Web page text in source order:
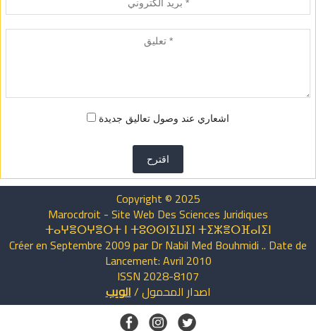
اشعاري عند وصول تعاليق جديدة
اقترح
Copyright © 2025
Marocdroit - Site Web Des Sciences Juridiques
ⵜⴰⵖⴻⵔⵖⴻⵔⵜ ⵏ ⵜⵓⵙⵙⵏⵉⵡⵉⵏ ⵜⵉⵣⴻⵔⴼⴰⵏⵉⵏ
Créer en Septembre 2009 par Dr Nabil Med Bouhmidi .. Date de
Lancement: Avril 2010
ISSN 2028-8107
اصدار المحمول/الويب